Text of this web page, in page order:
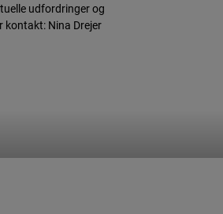
udfordringer og
kontakt: Nina Drejer